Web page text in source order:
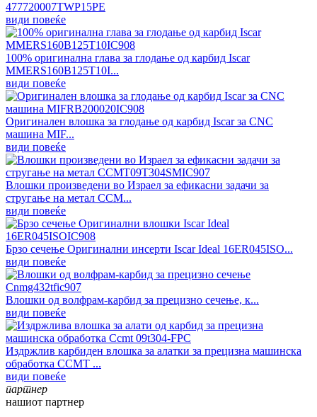
477720007TWP15PE
види повеќе
100% оригинална глава за глодање од карбид Iscar
MMERS160B125T10I...
види повеќе
Оригинален влошка за глодање од карбид Iscar за CNC
машина MIF...
види повеќе
Влошки произведени во Израел за ефикасни задачи за
стругање на метал CCM...
види повеќе
Брзо сечење Оригинални инсерти Iscar Ideal 16ER045ISO...
види повеќе
Влошки од волфрам-карбид за прецизно сечење, к...
види повеќе
Издржлив карбиден влошка за алатки за прецизна машинска
обработка CCMT ...
види повеќе
партнер
нашиот партнер